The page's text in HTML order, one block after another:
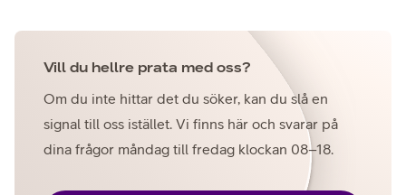
Vill du hellre prata med oss?
Om du inte hittar det du söker, kan du slå en
signal till oss istället. Vi finns här och svarar på
dina frågor måndag till fredag klockan 08–18.